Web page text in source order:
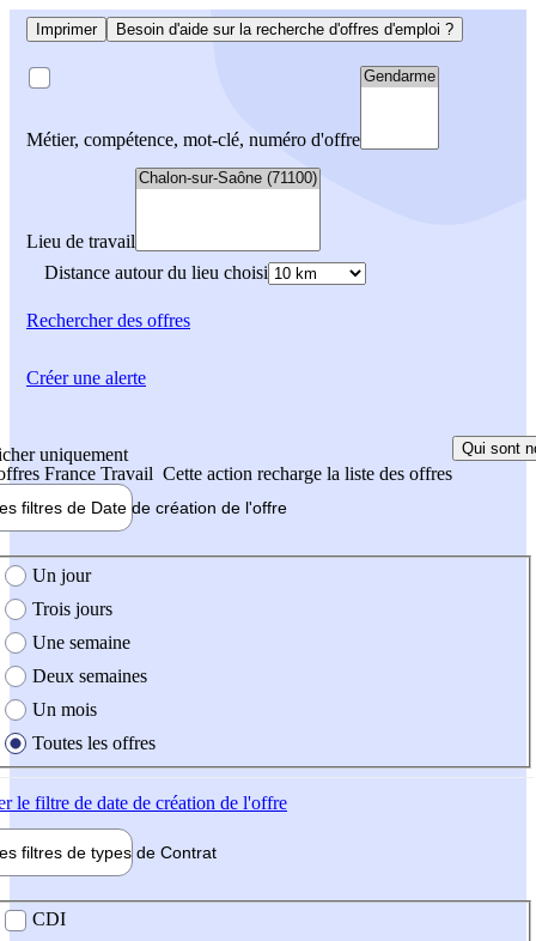
Imprimer Besoin d'aide sur la recherche d'offres d'emploi ?
Métier, compétence, mot-clé, numéro d'offre
Lieu de travail
Distance autour du lieu choisi
Rechercherdes offres
uniquement
France Travail Cette action recharge la liste des offres
Qui sont
filtres de Date de création de l'offre
création de l'offre
Un jour
Trois jours
Une semaine
Deux semaines
Un mois
Toutes les offres
le filtre de date de création de l'offre
filtres de types de Contrat
contrat
CDI
Créer une alerte